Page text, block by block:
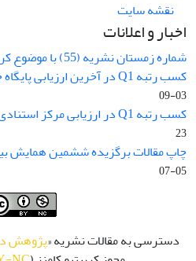
نقشه سایت
اخبار و اعلانات
شماره زمستان نشریه (55) با موضوع کرونا منتشر شد.
کسب رتبه Q1 در آخرین ارزیابی پایگاه جامع علوم استنادی ...
03-09
کسب رتبه Q1 در ارزیابی مرکز استنادی علوم جهان اسلام ...
23
چاپ مقالات برگزیده ششمین همایش
05-07
دسترسی به مقالات نشریه «پژوهش